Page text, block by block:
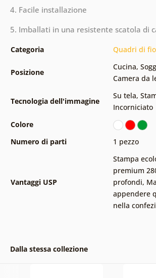
4. Facile installazione
5. Imballati in una resistente scatola di
Categoria Quadri di
Posizione
Cucina,
Camera da
Tecnologia dell'immagine
Su tela,
Incorniciato
Colore
Numero di parti
1 pezzo
Vantaggi USP
Stampa
premium
profondi,
appendere
nella
Dalla stessa collezione